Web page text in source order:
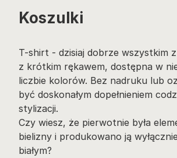
Koszulki
T-shirt - dzisiaj dobrze wszystkim
z krótkim rękawem, dostępna w
liczbie kolorów. Bez nadruku lub
być doskonałym dopełnieniem
stylizacji.
Czy wiesz, że pierwotnie była
bielizny i produkowano ją
białym?